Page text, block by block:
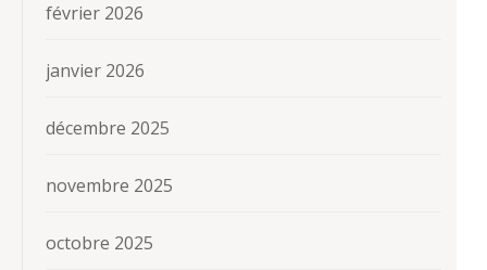
février 2026
janvier 2026
décembre 2025
novembre 2025
octobre 2025